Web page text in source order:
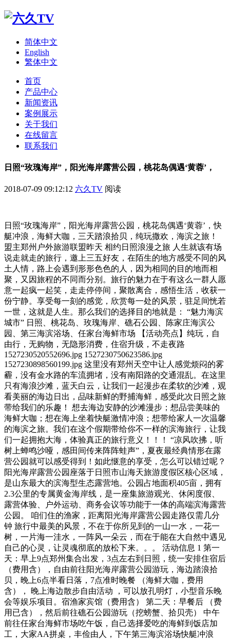
简体中文
English
繁体中文
首页
产品中心
新闻资讯
案例展示
关于我们
在线留言
联系我们
日照“玫瑰海岸”，阳光海岸露营公园，桃花岛偶遇‘黄蓉’，
2018-07-09 09:12:12 六久TV 阅读
日照“玫瑰海岸”，阳光海岸露营公园，桃花岛偶遇‘黄蓉’，快
艇冲浪，海鲜大咖，三天踏浪拾贝，纯玩撒欢，海滨之旅！
盟主郑州户外旅游联盟昨天 相约日照浪漫之旅 人生就该有场
说走就走的旅行，邀上三五好友，在陌生的地方感受不同的风
土人情，路上会遇到形形色色的人，因为相同的目的地而相
聚，又因旅程的不同而分别。旅行的魅力在于有这么一群人愿
意一起疯一起笑，走走停停间，聚散离合，感悟生活，收获一
份宁静。享受每一刻的感觉，欣赏每一处的风景，驻足间恍若
一世，这就是人生。那么我们的选择目的地就是： “魅力海滨
城市” 日照、桃花岛、玫瑰海岸、礁石公园、陈家庄海滨公
园、第三海滨浴场、任家台海鲜市场 【活动亮点】纯玩，自
由行，无购物，无隐形消费，住宿升级，不走夜路
1527230520552696.jpg 1527230750623586.jpg
1527230898560199.jpg 这里没有郑州天空中让人感觉烦闷的雾
霾，没有金水路的车流拥堵，没有南阳路的交通混乱。在这里
只有海浪沙滩，蓝天白云，让我们一起漫步在柔软的沙滩，观
看美丽的海边日出，品味新鲜的野捕海鲜，感受此次日照之旅
带给我们的乐趣！ 想去海边安静的沙滩漫步；想品尝美味的
海鲜大咖；想在海上坐着快艇激情冲浪；想带给家人一次温馨
的海滨之旅。我们在这个假期带给你不一样的滨海旅行，让我
们一起拥抱大海，体验真正的旅行意义！！！ “凉风吹拂，听
树上蝉鸣沙哑，感田间传来阵阵蛙声”，夏夜最经典情形在露
营公园就可以感受得到！如此惬意的享受，怎么可以错过呢？
阳光海岸露营公园座落于日照市山海天旅游度假区核心区域，
是山东最大的滨海型生态露营地。公园占地面积405亩，拥有
2.3公里的专属黄金海岸线，是一座集旅游观光、休闲度假、
露营体验、户外运动、商务会议等功能于一体的高端滨海露营
公园。 咱们住的渔家，距离阳光海岸露营公园走路仅需几分
钟 旅行中最美的风景，不在于你所见到的一山一水，一花一
树，一片海一洼水，一阵风一朵云，而在于能在大自然中遇见
自己的心灵，让灵魂彻底的放松下来。。。 活动信息 1 第一
天：早上9点郑州集合出发，3点左右到日照，统一安排住宿后
（费用含），自由前往阳光海岸露营公园游玩，海边踏浪拾
贝，晚上6点半看日落，7点准时晚餐 （海鲜大咖，费用
含）， 晚上海边散步自由活动 ，可以放孔明灯，小型音乐晚
会等娱乐项目。宿渔家宾馆（费用含） 第二天：早餐后 （费
用已含），然后前往礁石公园游玩（挖螃蟹、拾贝壳） 中午
前往任家台海鲜市场吃午饭，自己选择爱吃的海鲜到饭店加
工，大家AA拼桌，丰俭由人，下午第三海滨浴场快艇冲浪